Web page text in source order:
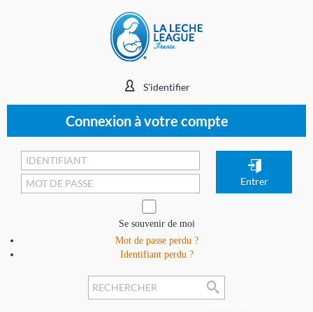
S'identifier
Connexion à votre compte
Se souvenir de moi
Mot de passe perdu ?
Identifiant perdu ?